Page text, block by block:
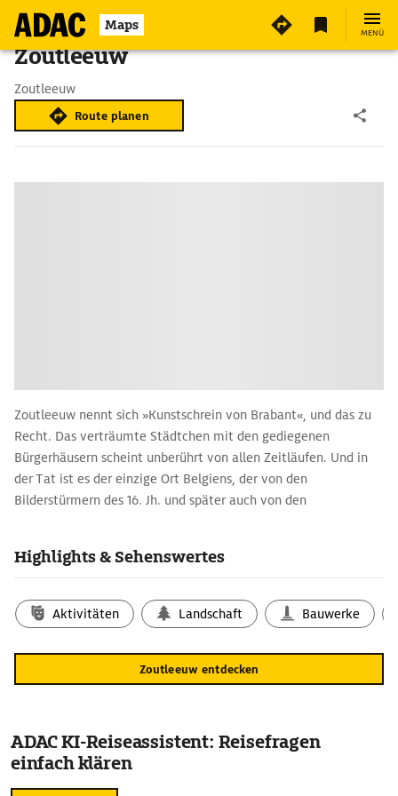
Maps MENÜ
Zoutleeuw
Zoutleeuw
Route planen
Zoutleeuw nennt sich »Kunstschrein von Brabant«, und das zu
Recht. Das verträumte Städtchen mit den gediegenen
Bürgerhäusern scheint unberührt von allen Zeitläufen. Und in
der Tat ist es der einzige Ort Belgiens, der von den
Bilderstürmern des 16. Jh. und später auch von den
Highlights & Sehenswertes
Aktivitäten Landschaft Bauwerke
Zoutleeuw entdecken
ADAC KI-Reiseassistent: Reisefragen
einfach klären